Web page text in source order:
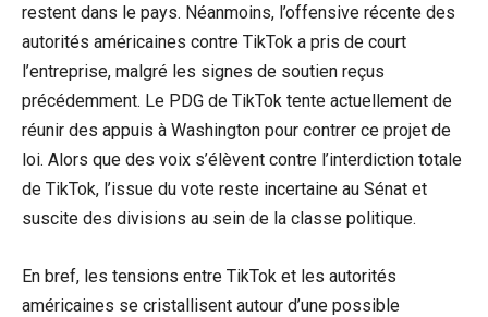
restent dans le pays. Néanmoins, l’offensive récente des
autorités américaines contre TikTok a pris de court
l’entreprise, malgré les signes de soutien reçus
précédemment. Le PDG de TikTok tente actuellement de
réunir des appuis à Washington pour contrer ce projet de
loi. Alors que des voix s’élèvent contre l’interdiction totale
de TikTok, l’issue du vote reste incertaine au Sénat et
suscite des divisions au sein de la classe politique.
En bref, les tensions entre TikTok et les autorités
américaines se cristallisent autour d’une possible